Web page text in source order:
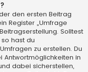
den ersten Beitrag
Register „Umfrage
Solltest
hast du
zu erstellen. Du
Antwortmöglichkeiten in
dabei sicherstellen,